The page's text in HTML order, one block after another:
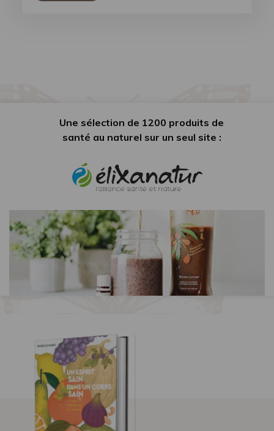
Une sélection de 1200 produits de
santé au naturel sur un seul site :